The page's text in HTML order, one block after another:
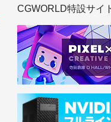
CGWORLD特設サイ